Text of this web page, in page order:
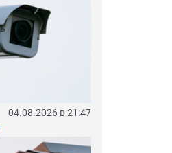
04.08.2026 в 21:47